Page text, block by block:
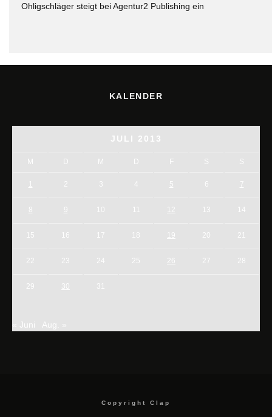
Ohligschläger steigt bei Agentur2 Publishing ein
KALENDER
JULI 2013
M D M D F S S
1 2 3 4 5 6 7
8 9 10 11 12 13 14
15 16 17 18 19 20 21
22 23 24 25 26 27 28
29 30 31
« Juni Aug. »
Copyright Clap